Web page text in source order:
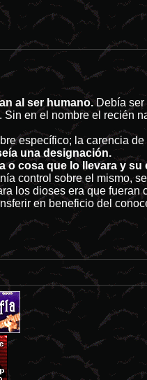
al ser humano.Debía ser
en el nombre el recién
específico; la carencia
una designación.
o cosa que lo llevara y su
control sobre el mismo,
los dioses era que fueran
en beneficio del